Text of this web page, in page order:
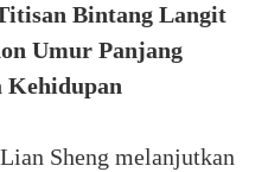
Bintang Langit
Umur Panjang
Sheng melanjutkan